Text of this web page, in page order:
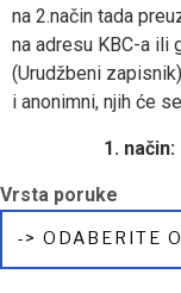
na 2.način tada
na adresu KBC-a ili
(Urudžbeni
i anonimni, njih će
1.
Vrsta poruke